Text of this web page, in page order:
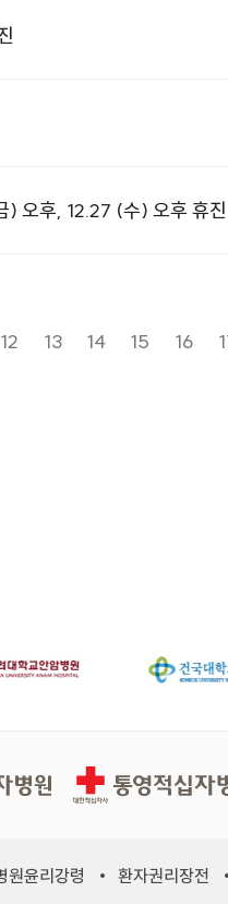
오후, 12.27 (수) 오후 휴진
12 13 14 15 16
통영적십자병원
원윤리강령 환자권리장전